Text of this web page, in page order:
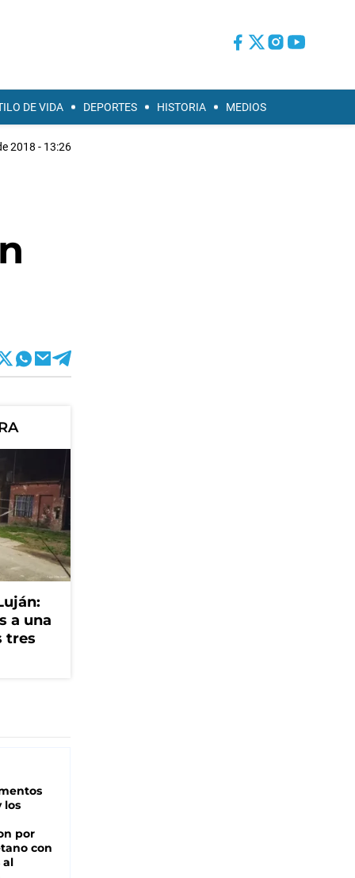
DE VIDA DEPORTES HISTORIA MEDIOS
2018 - 13:26
a una
tres
los
por
con
al